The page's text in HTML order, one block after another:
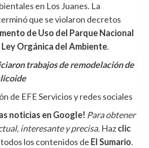
en Los Juanes. La
que se violaron decretos
de Uso del Parque Nacional
Ley Orgánica del Ambiente.
trabajos de remodelación de
de EFE Servicios y redes sociales
noticias en Google! Para obtener
interesante y precisa.Hazclic
los contenidos de El Sumario.